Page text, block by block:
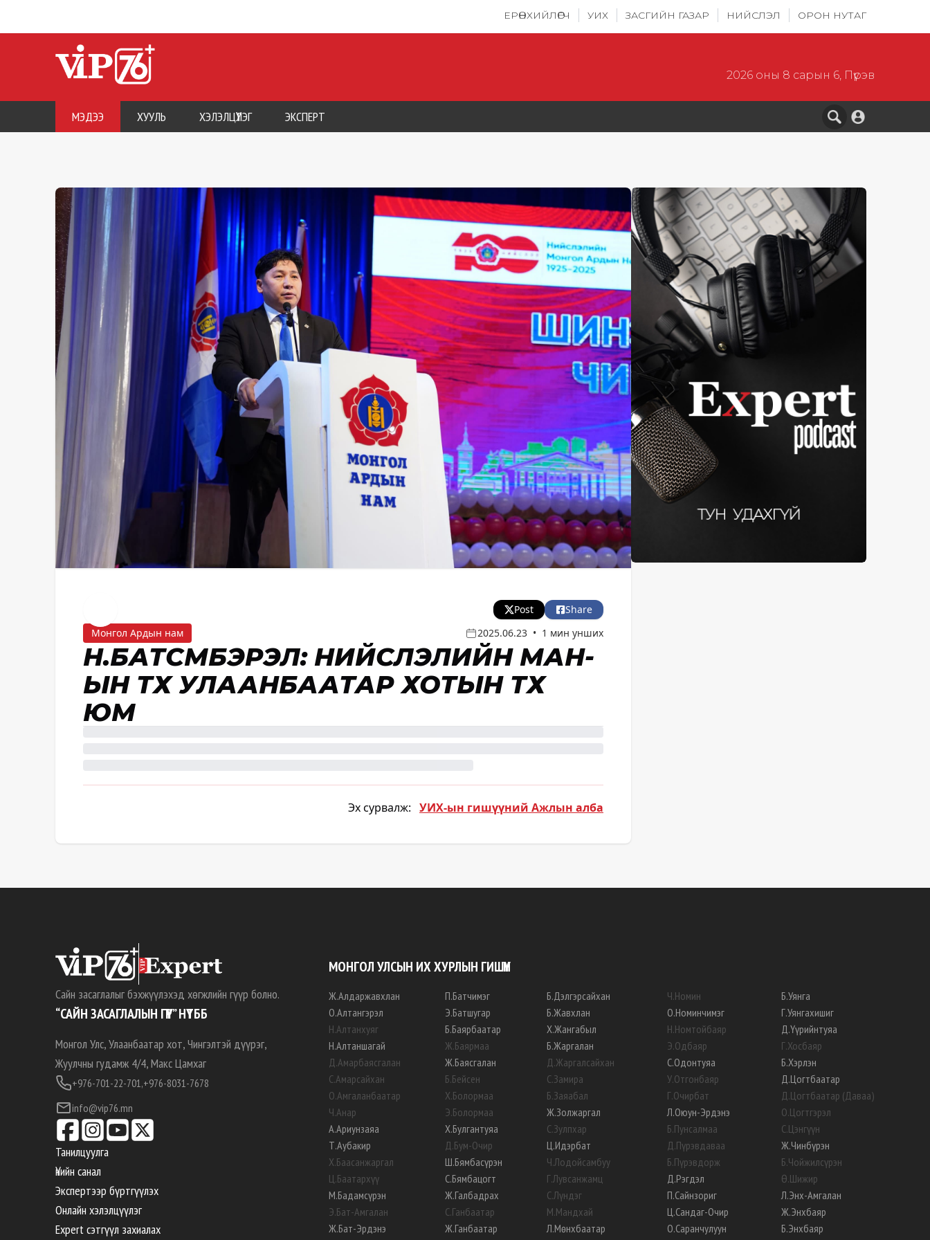
ЕРӨНХИЙЛӨГЧ УИХ ЗАСГИЙН ГАЗАР НИЙСЛЭЛ ОРОН НУТАГ
2026 оны 8 сарын 6, Пүрэв
МЭДЭЭ ХУУЛЬ ХЭЛЭЛЦҮҮЛЭГ ЭКСПЕРТ
Post
Share
Монгол Ардын нам
2025.06.23 • 1 мин унших
Н.БАТСҮМБЭРЭЛ: НИЙСЛЭЛИЙН МАН-
ЫН ТҮҮХ УЛААНБААТАР ХОТЫН ТҮҮХ
ЮМ
Эх сурвалж: УИХ-ын гишүүний Ажлын алба
Сайн засаглалыг бэхжүүлэхэд хөгжлийн гүүр болно.
“САЙН ЗАСАГЛАЛЫН ГҮҮР” НҮТББ
Монгол Улс, Улаанбаатар хот, Чингэлтэй дүүрэг,
Жуулчны гудамж 4/4, Макс Цамхаг
+976-701-22-701,+976-8031-7678
info@vip76.mn
Танилцуулга
Үнийн санал
Экспертээр бүртгүүлэх
Онлайн хэлэлцүүлэг
Expert сэтгүүл захиалах
МОНГОЛ УЛСЫН ИХ ХУРЛЫН ГИШҮҮН
Ж.Алдаржавхлан
О.Алтангэрэл
Н.Алтанхуяг
Н.Алтаншагай
Д.Амарбаясгалан
С.Амарсайхан
О.Амгаланбаатар
Ч.Анар
А.Ариунзаяа
Т.Аубакир
Х.Баасанжаргал
Ц.Баатархүү
М.Бадамсүрэн
Э.Бат-Амгалан
Ж.Бат-Эрдэнэ
П.Батчимэг
Э.Батшугар
Б.Баярбаатар
Ж.Баярмаа
Ж.Баясгалан
Б.Бейсен
Х.Болормаа
Э.Болормаа
Х.Булгантуяа
Д.Бум-Очир
Ш.Бямбасүрэн
С.Бямбацогт
Ж.Галбадрах
С.Ганбаатар
Ж.Ганбаатар
Б.Дэлгэрсайхан
Б.Жавхлан
Х.Жангабыл
Б.Жаргалан
Д.Жаргалсайхан
С.Замира
Б.Заяабал
Ж.Золжаргал
С.Зулпхар
Ц.Идэрбат
Ч.Лодойсамбуу
Г.Лувсанжамц
С.Лүндэг
М.Мандхай
Л.Мөнхбаатар
Ч.Номин
О.Номинчимэг
Н.Номтойбаяр
Э.Одбаяр
С.Одонтуяа
У.Отгонбаяр
Г.Очирбат
Л.Оюун-Эрдэнэ
Б.Пунсалмаа
Д.Пүрэвдаваа
Б.Пүрэвдорж
Д.Рэгдэл
П.Сайнзориг
Ц.Сандаг-Очир
О.Саранчулуун
Б.Уянга
Г.Уянгахишиг
Д.Үүрийнтуяа
Г.Хосбаяр
Б.Хэрлэн
Д.Цогтбаатар
Д.Цогтбаатар (Даваа)
О.Цогтгэрэл
С.Цэнгүүн
Ж.Чинбүрэн
Б.Чойжилсүрэн
Ө.Шижир
Л.Энх-Амгалан
Ж.Энхбаяр
Б.Энхбаяр